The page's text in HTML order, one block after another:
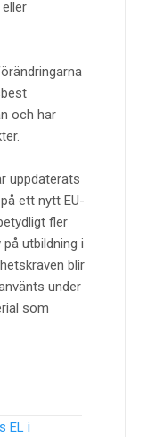
och har
uppdaterats
ett nytt EU-
fler
utbildning i
blir
under
som
EL i